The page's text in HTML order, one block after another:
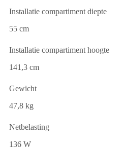
Installatie compartiment diepte
55 cm
Installatie compartiment hoogte
141,3 cm
Gewicht
47,8 kg
Netbelasting
136 W